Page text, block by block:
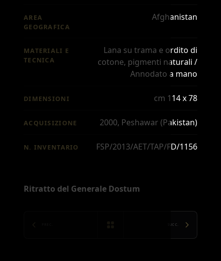
AREA
GEOGRAFICA
Afghanistan
MATERIALI E
TECNICA
Lana su trama e ordito di
cotone, pigmenti naturali /
Annodato a mano
DIMENSIONI cm 114 x 78
ACQUISIZIONE 2000, Peshawar (Pakistan)
N. INVENTARIO FSP/2013/AET/TAP/FD/1156
Ritratto del Generale Dostum
SUCC.